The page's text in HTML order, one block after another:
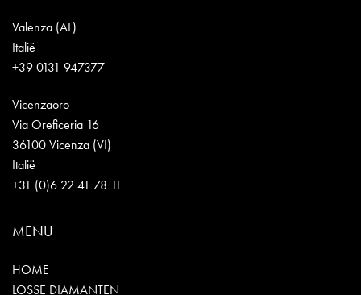
Valenza (AL)
Italië
+39 0131 947377
Vicenzaoro
Via Oreficeria 16
36100 Vicenza (VI)
Italië
+31 (0)6 22 41 78 11
MENU
HOME
LOSSE DIAMANTEN